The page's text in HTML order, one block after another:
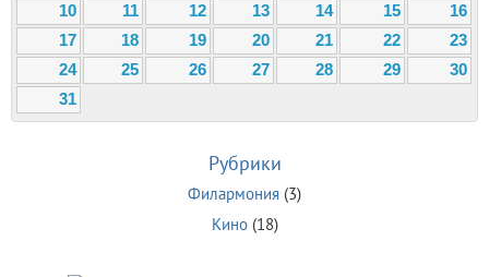
10
11 12 13 14 15
16
17
18 19 20 21 22
23
24
25 26 27 28 29
30
31
Рубрики
Филармония (3)
Кино(18)